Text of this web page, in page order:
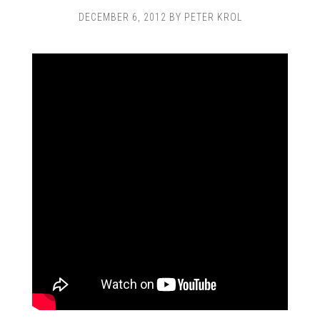
DECEMBER 6, 2012 BY PETER KROL